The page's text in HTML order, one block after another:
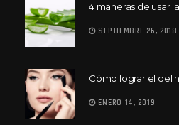
4 maneras de usar
SEPTIEMBRE 26, 2018
Cómo lograr el
ENERO 14, 2019